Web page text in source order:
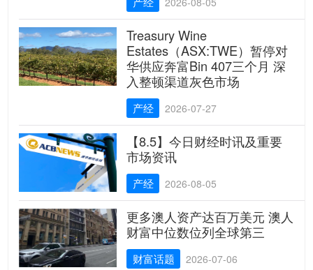
Treasury Wine
Estates（ASX:TWE）暂停对
华供应奔富Bin 407三个月 深
入整顿渠道灰色市场
产经 2026-07-27
【8.5】今日财经时讯及重要
市场资讯
产经 2026-08-05
更多澳人资产达百万美元 澳人
财富中位数位列全球第三
财富话题 2026-07-06